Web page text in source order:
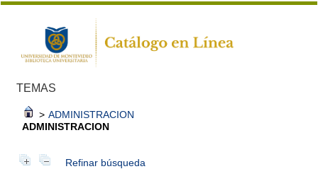
TEMAS
> ADMINISTRACION
ADMINISTRACION
Refinar búsqueda